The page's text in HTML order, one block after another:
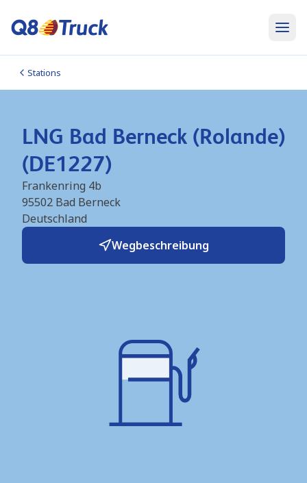
Stations
LNG Bad Berneck (Rolande)
(DE1227)
Frankenring 4b
95502 Bad Berneck
Deutschland
Wegbeschreibung